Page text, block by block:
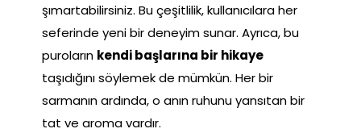
şımartabilirsiniz. Bu çeşitlilik, kullanıcılara her
seferinde yeni bir deneyim sunar. Ayrıca, bu
puroların kendi başlarına bir hikaye
taşıdığını söylemek de mümkün. Her bir
sarmanın ardında, o anın ruhunu yansıtan bir
tat ve aroma vardır.